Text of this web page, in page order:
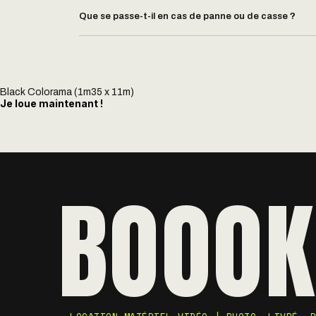
Que se passe-t-il en cas de panne ou de casse ?
Black Colorama (1m35 x 11m)
Je loue maintenant !